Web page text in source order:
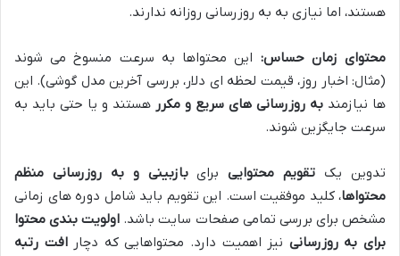
هستند، اما نیازی به به روزرسانی روزانه ندارند.
محتوای زمان حساس: این محتواها به سرعت منسوخ می شوند
(مثال: اخبار روز، قیمت لحظه ای دلار، بررسی آخرین مدل گوشی). این
ها نیازمند به روزرسانی های سریع و مکرر هستند و یا حتی باید به
سرعت جایگزین شوند.
تدوین یک تقویم محتواییبرایبازبینی و به روزرسانی منظم
محتواها، کلید موفقیت است. این تقویم باید شامل دوره های زمانی
مشخص برای بررسی تمامی صفحات سایت باشد. اولویت بندی محتوا
برای به روزرسانی نیز اهمیت دارد. محتواهایی که دچارافت رتبه